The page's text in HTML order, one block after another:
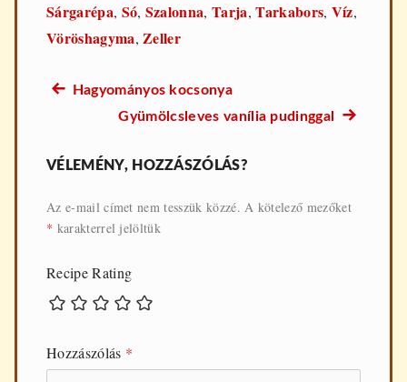
Sárgarépa, Só, Szalonna,Tarja,Tarkabors, Víz,
Vöröshagyma,Zeller
Bejegyzés
Előző
Hagyományos kocsonya
Gyümölcsleves vanília pudinggal
Következő
VÉLEMÉNY, HOZZÁSZÓLÁS?
Az e-mail címet nem tesszük közzé. A kötelező mezőket
* karakterrel jelöltük
Recipe Rating
Hozzászólás *